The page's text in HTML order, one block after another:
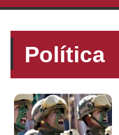
Política